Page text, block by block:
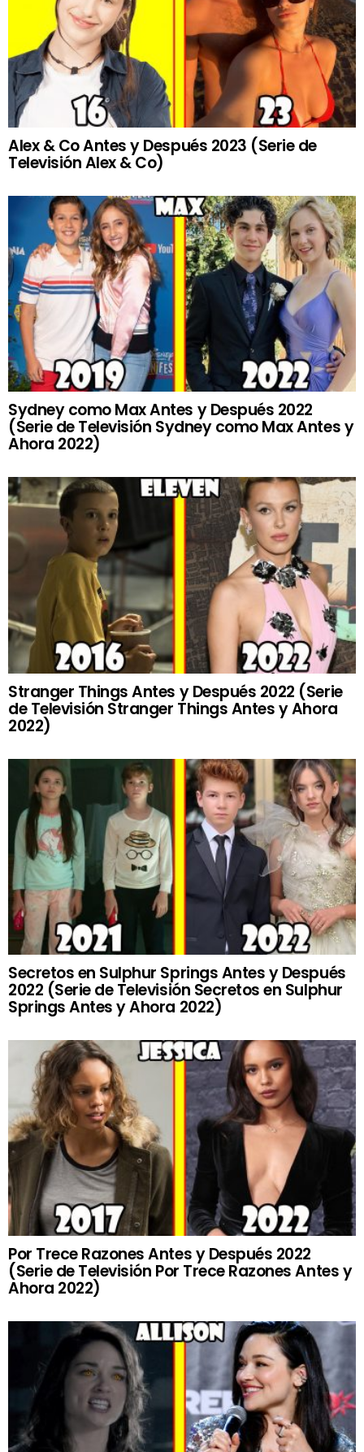
Alex & Co Antes y Después 2023 (Serie de
Televisión Alex & Co)
Sydney como Max Antes y Después 2022
(Serie de Televisión Sydney como Max Antes y
Ahora 2022)
Stranger Things Antes y Después 2022 (Serie
de Televisión Stranger Things Antes y Ahora
2022)
Secretos en Sulphur Springs Antes y Después
2022 (Serie de Televisión Secretos en Sulphur
Springs Antes y Ahora 2022)
Por Trece Razones Antes y Después 2022
(Serie de Televisión Por Trece Razones Antes y
Ahora 2022)